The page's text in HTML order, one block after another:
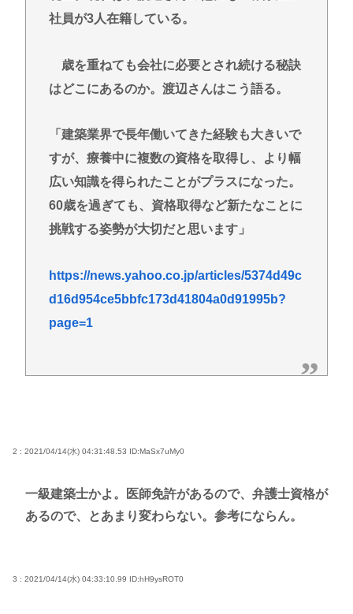
社員が3人在籍している。
歳を重ねても会社に必要とされ続ける秘訣
はどこにあるのか。渡辺さんはこう語る。
「建築業界で長年働いてきた経験も大きいで
すが、療養中に複数の資格を取得し、より幅
広い知識を得られたことがプラスになった。
60歳を過ぎても、資格取得など新たなことに
挑戦する姿勢が大切だと思います」
https://news.yahoo.co.jp/articles/5374d49c
d16d954ce5bbfc173d41804a0d91995b?
page=1
2 : 2021/04/14(水) 04:31:48.53 ID:MaSx7uMy0
一級建築士かよ。医師免許があるので、弁護士資格が
あるので、とあまり変わらない。参考にならん。
3 : 2021/04/14(水) 04:33:10.99 ID:hH9ysROT0